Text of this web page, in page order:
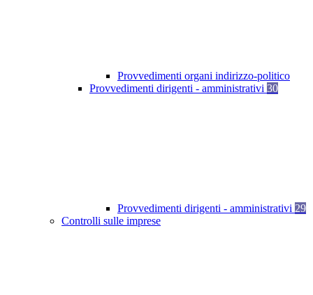
Provvedimenti organi indirizzo-politico
Provvedimenti dirigenti - amministrativi 30
Provvedimenti dirigenti - amministrativi 29
Controlli sulle imprese